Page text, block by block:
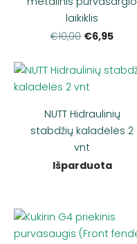
laikiklis
€10,00 €6,95
NUTT Hidraulinių
stabdžių kaladėlės 2
vnt
Išparduota